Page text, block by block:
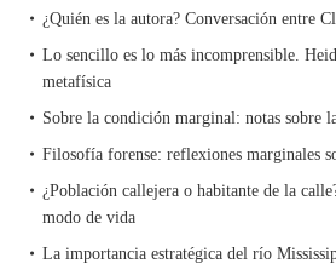
¿Quién es la autora? Conversación entre
Lo sencillo es lo más incomprensible.
metafísica
Sobre la condición marginal: notas sobre
Filosofía forense: reflexiones marginales
¿Población callejera o habitante de la
modo de vida
La importancia estratégica del río